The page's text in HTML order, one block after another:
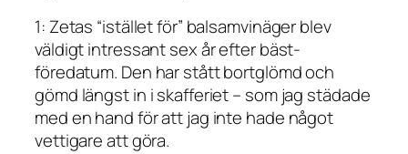
1: Zetas “istället för” balsamvinäger blev
väldigt intressant sex år efter bäst-
föredatum. Den har stått bortglömd och
gömd längst in i skafferiet – som jag städade
med en hand för att jag inte hade något
vettigare att göra.